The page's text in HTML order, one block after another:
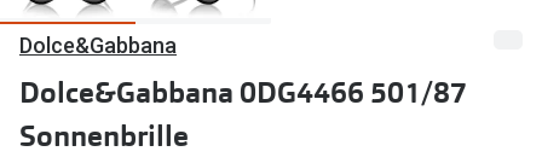
Marken
Ray-Ban
DbyD
Marken
Dolce&Gabbana
Dolce&Gabbana 0DG4466 501/87
Sonnenbrille